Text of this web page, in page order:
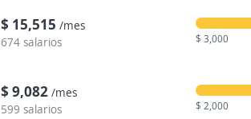
$ 15,515 /mes
674 salarios
$ 3,000
$ 9,082 /mes
599 salarios
$ 2,000